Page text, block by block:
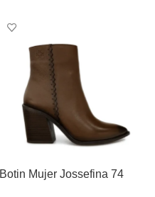
Botin Mujer Jossefina 74